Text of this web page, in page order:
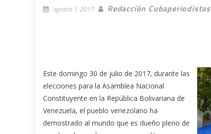
agosto 1, 2017 Redacción Cubaperiodistas
Este domingo 30 de julio de 2017, durante las
elecciones para la Asamblea Nacional
Constituyente en la República Bolivariana de
Venezuela, el pueblo venezolano ha
demostrado al mundo que es dueño pleno de